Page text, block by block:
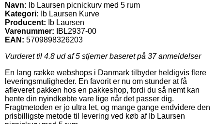
Navn: Ib Laursen picnickurv med 5 rum
Kategori: Ib Laursen Kurve
Producent:
Ib Laursen
Varenummer:
IBL2937-00
EAN: 5709898326203
Vurderet til 4.8 ud af 5 stjerner baseret på 37anmeldelser
En lang række webshops i Danmark tilbyder heldigvis flere
leveringsmuligheder. En favorit er nu om stunder at få
afleveret pakken hos en pakkeshop, fordi du så nemt kan
hente din nyindkøbte vare lige når det passer dig.
Fragtmetoden er jo ultra let, og mange gange endvidere den
prisbilligste metode til levering ved køb af Ib Laursen